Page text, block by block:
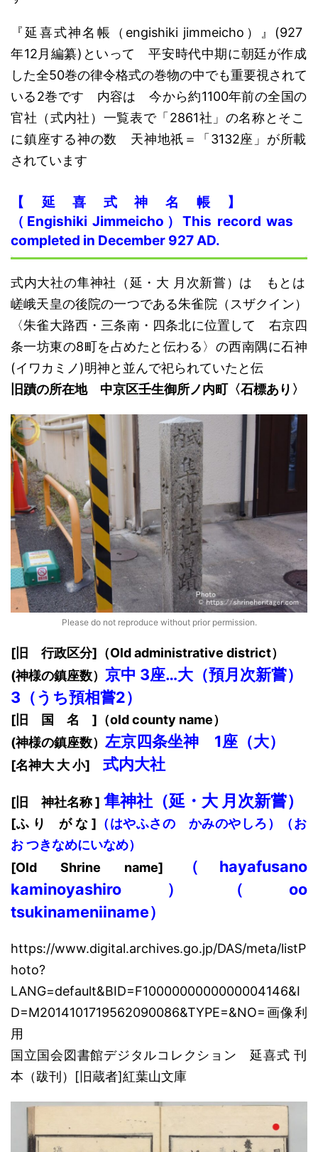
『延喜式神名帳 （engishiki jimmeicho） 』 (927
年12月編纂)といって平安時代中期に朝廷が作成
した全50巻の律令格式の巻物の中でも重要視されて
いる2巻です 内容は今から約1100年前の全国の
官社（式内社 ）一覧表で「2861社 」 の名称と そこ
に鎮座する神の数 天神地祇＝「3132座」 が所載
されています
【 延喜式神名帳
】
（Engishiki Jimmeicho ） This record was
completed in December 927 AD.
式内大社の隼神社（延・大 月次新嘗） は
もとは
嵯峨天皇の後院の一つである朱雀院（スザクイン）
〈朱雀大路西・三条南・四条北に位置して 右京四
条一坊東の8町を占めたと伝わる〉 の西南隅に石神
(イワカミノ)明神と並んで祀られていたと伝
旧蹟の所在地 中京区壬生御所ノ内町〈石標あり〉
Please do not reproduce without prior permission.
[旧 行政区分]（Old administrative district）
(神様の鎮座数） 京中 3座…大（預月次新嘗）
3（うち預相嘗2）
[旧 国 名 ]（old county name）
(神様の鎮座数） 左京四条坐神 1座（大）
[名神大 大 小] 式内大社
[旧 神社名称 ] 隼神社（延・大 月次新嘗）
[ふ り が な ] （はやふさの かみのやしろ）
（お
お つきなめにいなめ）
[Old Shrine name]
（hayafusano
kaminoyashiro）（oo
tsukinameniiname）
https://www.digital.archives.go.jp/DAS/meta/listP
hoto?
LANG=default&BID=F1000000000000004146&I
D=M2014101719562090086&TYPE=&NO= 画像利
用
国立国会図書館デジタルコレクション 延喜式 刊
本（跋刊）[旧蔵者]紅葉山文庫